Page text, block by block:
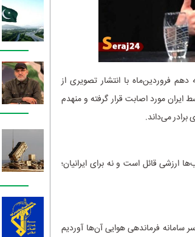
فروردین‌ماه با انتشار تصویری از
ایران مورد اصابت قرار گرفته و منهدم
می‌داند.
قائل است و نه برای ایرانیان؛
فرماندهی هوایی آن‌ها آوردیم